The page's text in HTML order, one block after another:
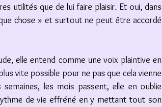
utilités que de lui faire plaisir. Et oui, dans
chose » et surtout ne peut être accordé
elle entend comme une voix plaintive en
vite possible pour ne pas que cela vienne
les mois passent, elle en oublie
de vie effréné en y mettant tout son